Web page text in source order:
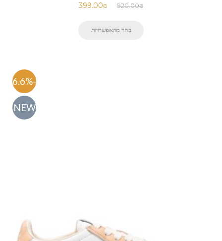
920.00₪
399.00₪
בחר מהאפשרויות
-56.6%
NEW